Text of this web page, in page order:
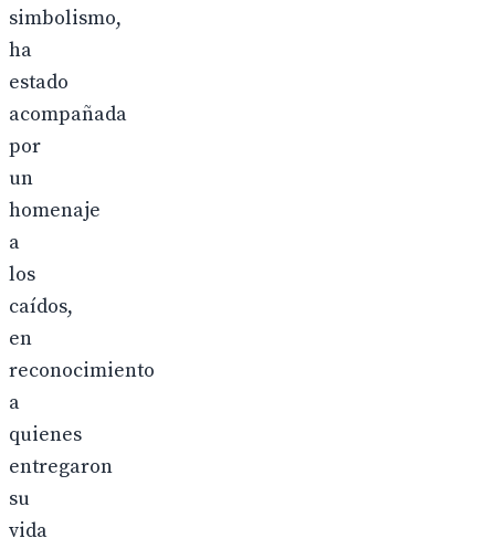
simbolismo,
ha
estado
acompañada
por
un
homenaje
a
los
caídos,
en
reconocimiento
a
quienes
entregaron
su
vida